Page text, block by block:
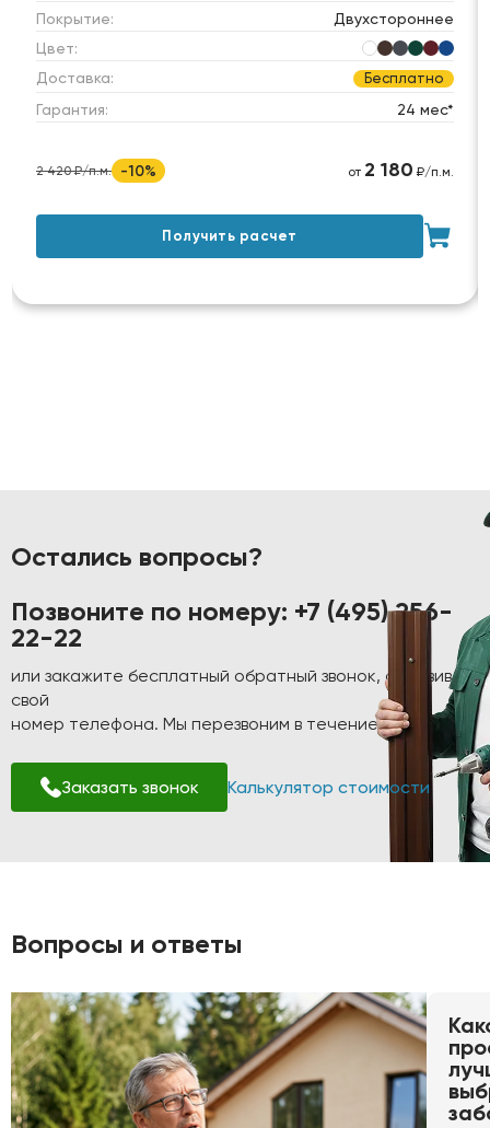
Покрытие:
Двухстороннее
Цвет:
Доставка:
Бесплатно
Гарантия: 24 мес*
2 420 ₽/п.м. -10% от 2 180 ₽/п.м.
Получить расчет
Остались вопросы?
Позвоните по номеру: +7 (495) 256-
22-22
или закажите бесплатный обратный звонок, оставив
свой
номер телефона. Мы перезвоним в течение 1-2 минут!
Заказать звонок Калькулятор стоимости
Вопросы и ответы